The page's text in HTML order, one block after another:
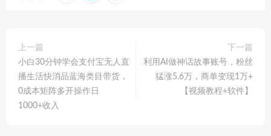
上一篇
小白30分钟学会支付宝无人直
播生活快消品蓝海类目带货，
0成本矩阵多开操作日
1000+收入
下一篇
利用AI做神话故事账号，粉丝
猛涨5.6万，商单变现1万+
【视频教程+软件】